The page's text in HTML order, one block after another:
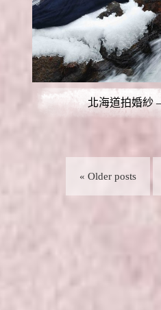
北海道拍婚紗
« Older posts